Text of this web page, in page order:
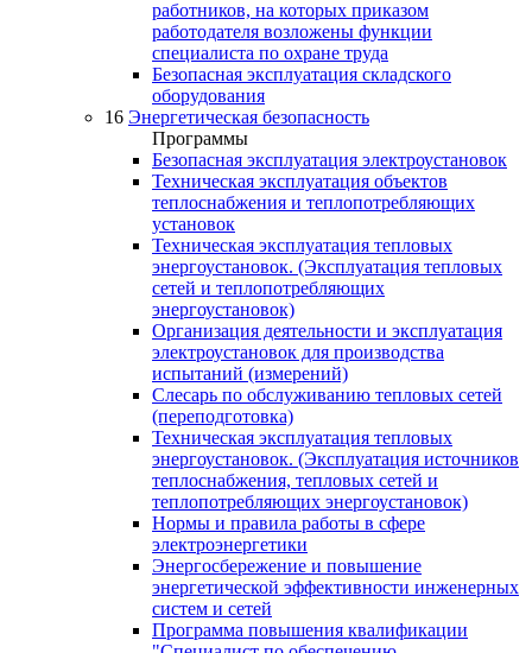
работников, на которых приказом
работодателя возложены функции
специалиста по охране труда
Безопасная эксплуатация складского
оборудования
16 Энергетическая безопасность
Программы
Безопасная эксплуатация электроустановок
Техническая эксплуатация объектов
теплоснабжения и теплопотребляющих
установок
Техническая эксплуатация тепловых
энергоустановок. (Эксплуатация тепловых
сетей и теплопотребляющих
энергоустановок)
Организация деятельности и эксплуатация
электроустановок для производства
испытаний (измерений)
Слесарь по обслуживанию тепловых сетей
(переподготовка)
Техническая эксплуатация тепловых
энергоустановок. (Эксплуатация источников
теплоснабжения, тепловых сетей и
теплопотребляющих энергоустановок)
Нормы и правила работы в сфере
электроэнергетики
Энергосбережение и повышение
энергетической эффективности инженерных
систем и сетей
Программа повышения квалификации